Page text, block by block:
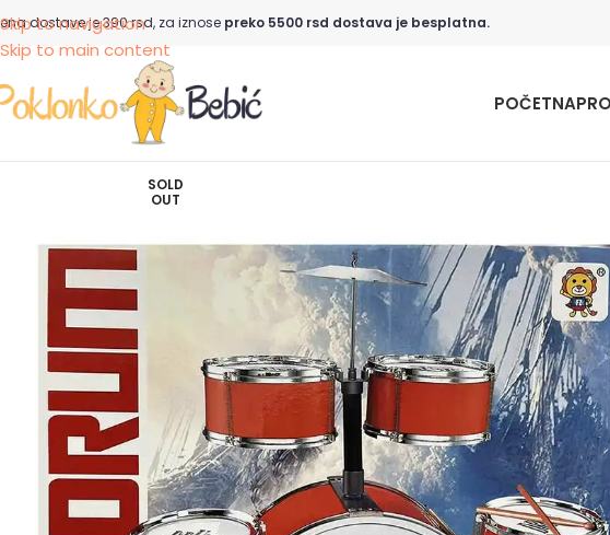
Skip to navigation
Skip to main content
dostave je 390 rsd, za iznose preko 5500 rsd dostava je besplatna.
POČETNA
SOLD
OUT